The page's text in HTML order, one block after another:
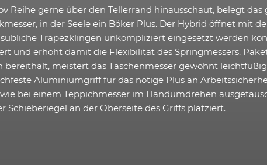
Reihe gerne über den Tellerrand hinausschaut, belegt
in der Seele ein Böker Plus. Der Hybrid öffnet mit
Trapezklingen unkompliziert eingesetzt werden
und erhöht damit die Flexibilität des Springmessers.
bereithält, meistert das Taschenmesser gewohnt
Aluminiumgriff für das nötige Plus an
bei einem Teppichmesser im Handumdrehen
Schieberiegel an der Oberseite des Griffs platziert.